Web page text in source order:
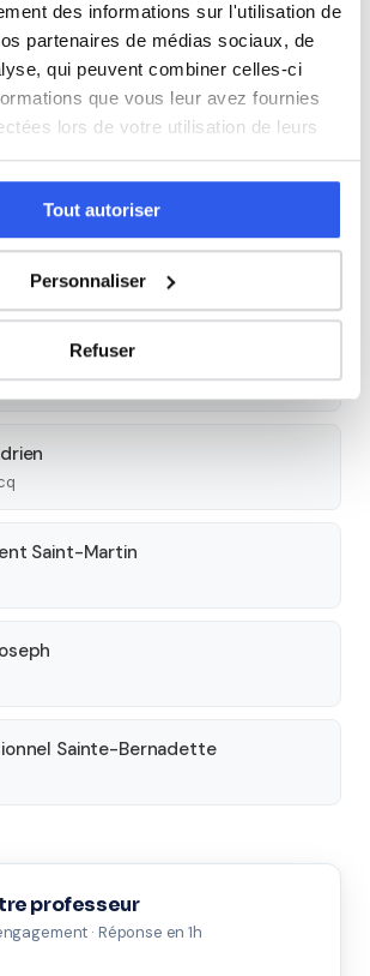
des informations sur l'utilisation de
partenaires de médias sociaux, de
qui peuvent combiner celles-ci
que vous leur avez fournies
lors de votre utilisation de leurs
Tout autoriser
Personnaliser
Refuser
particuliers à Lille
de notre offre à Lille :Voir tous les
à proximité
La Sagesse
Saint-Martin
Sainte-Bernadette
professeur
· Réponse en 1h